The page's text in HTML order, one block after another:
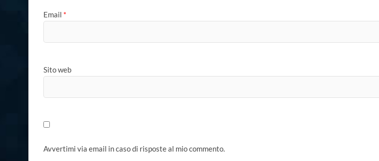
Email *
Sito web
Avvertimi via email in caso di risposte al mio commento.